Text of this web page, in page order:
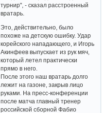
турнир", - сказал расстроенный
вратарь.
Это, действительно, было
похоже на детскую ошибку. Удар
корейского нападающего, и Игорь
Акинфеев выпускает из рук мяч,
который летел практически
прямо в него.
После этого наш вратарь долго
лежит на газоне, закрыв лицо
руками. На пресс-конференции
после матча главный тренер
российской сборной Фабио